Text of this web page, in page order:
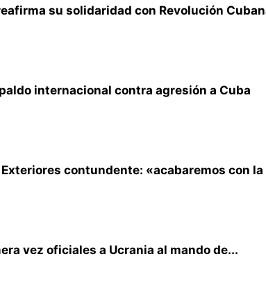
su solidaridad con Revolución
internacional contra agresión a Cuba
Exteriores contundente: «acabaremos con
vez oficiales a Ucrania al mando de...